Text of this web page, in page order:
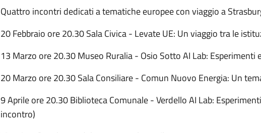
Quattro incontri dedicati a tematiche europee con viaggio a
20 Febbraio ore 20.30 Sala Civica - Levate UE: Un viaggio tra le
13 Marzo ore 20.30 Museo Ruralia - Osio Sotto AI Lab: Esperimenti
20 Marzo ore 20.30 Sala Consiliare - Comun Nuovo Energia: Un
9 Aprile ore 20.30 Biblioteca Comunale - Verdello AI Lab:
incontro)